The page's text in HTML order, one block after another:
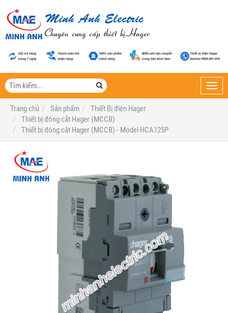
Trang chủ
Sản phẩm
Thiết Bị điện Hager
Thiết bị đóng cắt Hager (MCCB)
Thiết bị đóng cắt Hager (MCCB) - Model HCA125P